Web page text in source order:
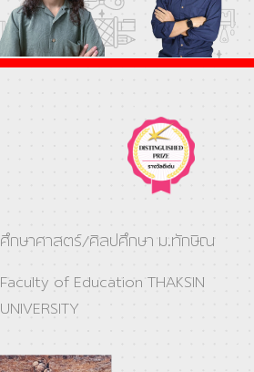
ศึกษาศาสตร์/ศิลปศึกษา ม.ทักษิณ
Faculty of Education THAKSIN
UNIVERSITY